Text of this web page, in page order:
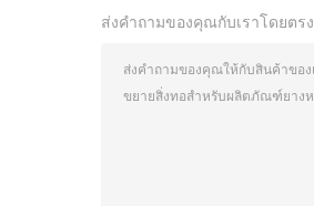
ส่งคำถามของคุณกับเราโดยตรง